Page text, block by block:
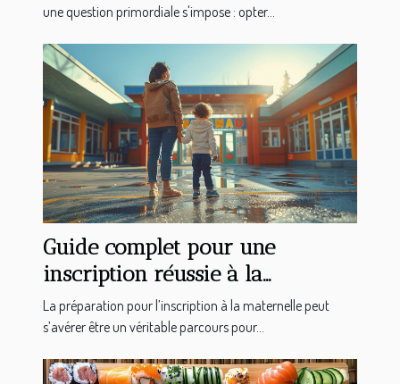
une question primordiale s'impose : opter...
Guide complet pour une
inscription réussie à la
maternelle en 2025
La préparation pour l’inscription à la maternelle peut
s’avérer être un véritable parcours pour...